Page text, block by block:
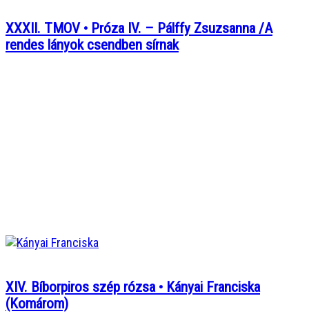
XXXII. TMOV • Próza IV. – Pálffy Zsuzsanna /A
rendes lányok csendben sírnak
XIV. Bíborpiros szép rózsa • Kányai Franciska
(Komárom)